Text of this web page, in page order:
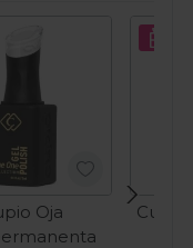
Oja
Cupio